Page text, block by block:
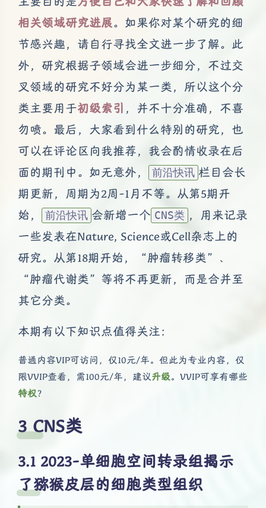
相关领域研究进展。如果你对某个研究的细
节感兴趣，请自行寻找全文进一步了解。此
外，研究根据子领域会进一步细分，不过交
叉领域的研究不好分为某一类，所以这个分
类主要用于初级索引 ，并不十分准确，不喜
勿喷。最后，大家看到什么特别的研究，也
可以在评论区向我推荐，我会酌情收录在后
面的期刊中。如无意外，
前沿快讯 栏目会长
期更新，周期为2周-1月不等。从第5期开
始，
前沿快讯 会新增一个 CNS类 ，用来记录
一些发表在Nature, Science或Cell杂志上的
研究。从第18期开始，“肿瘤转移类”、
“肿瘤代谢类”等将不再更新，而是合并至
其它分类。
本期有以下知识点值得关注：
普通内容VIP可访问，仅10元/年。但此为专业内容，仅
限VVIP查看，需100元/年，建议升级。VVIP可享有哪些
特权？
CNS类
2023-单细胞空间转录组揭示
了猕猴皮层的细胞类型组织